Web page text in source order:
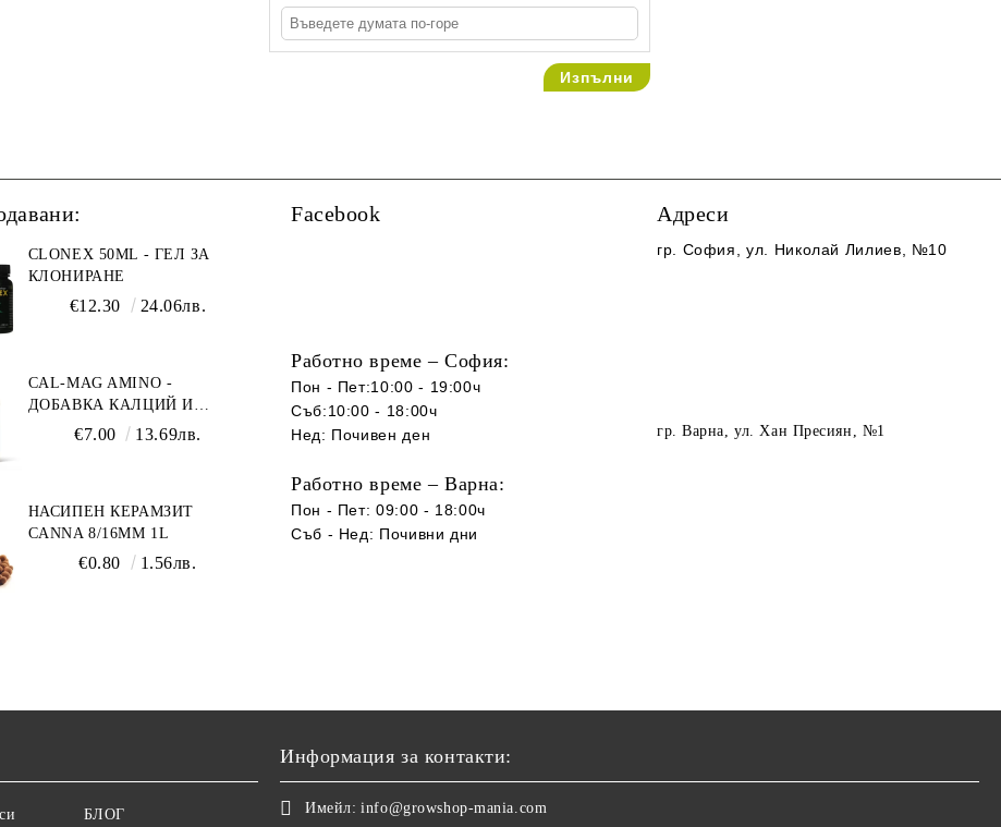
CLONEX 50ML - ГЕЛ ЗА
КЛОНИРАНЕ
€12.30 24.06лв.
CAL-MAG AMINO -
ДОБАВКА КАЛЦИЙ И
МАГНЕЗИЙ
€7.00 13.69лв.
НАСИПЕН КЕРАМЗИТ
CANNA 8/16ММ 1L
€0.80 1.56лв.
Facebook
Работно време – София:
Пон - Пет:10:00 - 19:00ч
Съб:10:00 - 18:00ч
Нед: Почивен ден
Работно време – Варна:
Пон - Пет: 09:00 - 18:00ч
Съб - Нед: Почивни дни
Адреси
гр. София , ул. Николай Лилиев, №10
гр. Варна, ул. Хан Пресиян, №1
БЛОГ
Информация за контакти:
Имейл: info@growshop-mania.com